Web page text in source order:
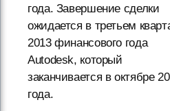
года. Завершение сделки
ожидается в третьем
2013 финансового года
Autodesk, который
заканчивается в октябре
года.